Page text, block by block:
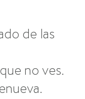
de las
no ves.